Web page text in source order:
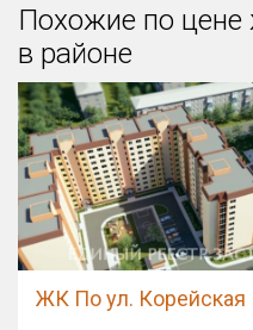
Похожие по
в районе
ЖК По ул. Корейская